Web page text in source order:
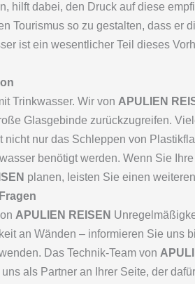
hilft dabei, den Druck auf diese
Tourismus so zu gestalten, dass er
ist ein wesentlicher Teil dieses
Trinkwasser. Wir von APULIEN
Glasgebinde zurückzugreifen.
nur das Schleppen von
benötigt werden. Wenn Sie
planen, leisten Sie einen
APULIEN REISEN
an Wänden – informieren Sie uns
Das Technik-Team von
als Partner an Ihrer Seite, der